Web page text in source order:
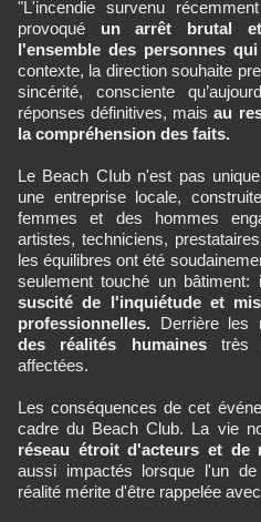
"L'incendie survenu
provoqué un arrêt brutal
l'ensemble des personnes
contexte, la direction souhaite
sincérité, consciente
réponses définitives, maisau
la compréhension des faits.
Le Beach CIub n'est pas
une entreprise locale,
femmes et des hommes
artistes, techniciens,
les équilibres ont été
seulement touché un bâtiment:
suscité de l'inquiétude et
professionnelles. Derrière les
des réalités humainestrès
affectées.
Les conséquences de cet
cadre du Beach Club. La vie
réseau étroit d'acteurs et de
aussi impactés lorsque l'un
réalité mérite d'être rappelée